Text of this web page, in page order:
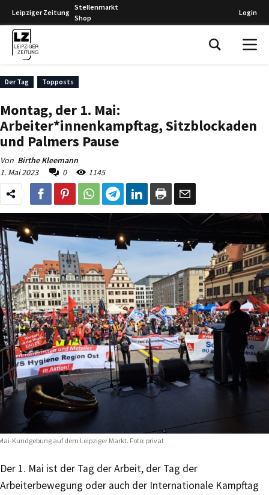
Leipziger Zeitung
Stellenmarkt
Shop
Login
Der Tag Topposts
Montag, der 1. Mai:
Arbeiter*innenkampftag, Sitzblockaden
und Palmers Pause
Von Birthe Kleemann
1. Mai 2023
0 1145
Kundgebung auf dem Leipziger Markt. Foto: privat
Der 1. Mai ist der Tag der Arbeit, der Tag der
Arbeiterbewegung oder auch der Internationale Kampftag